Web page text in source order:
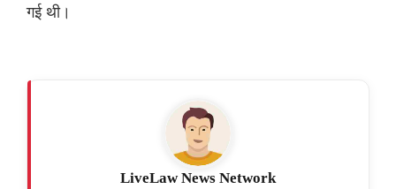
गई थी।
LiveLaw News Network